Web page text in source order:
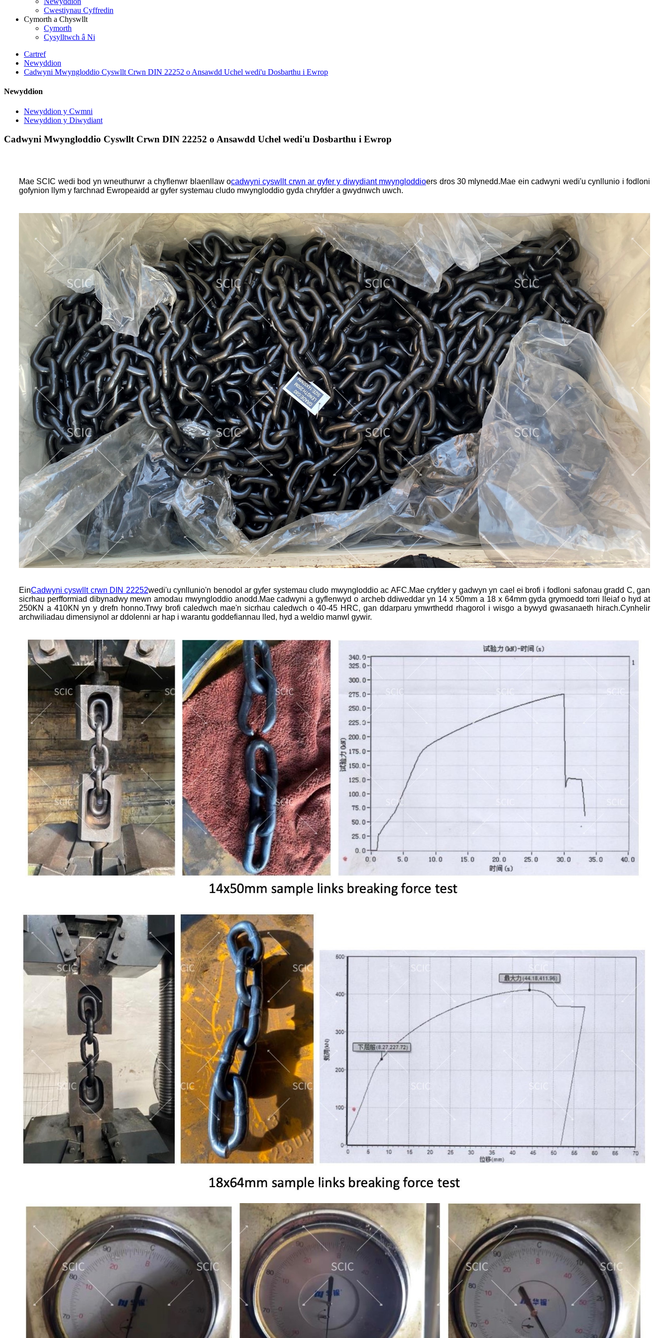
Cwestiynau Cyffredin
Cymorth a Chyswllt
Cymorth
Cysylltwch â Ni
Cartref
Newyddion
Cadwyni Mwyngloddio Cyswllt Crwn DIN 22252 o Ansawdd Uchel wedi'u Dosbarthu i Ewrop
Newyddion
Newyddion y Cwmni
Newyddion y Diwydiant
Cadwyni Mwyngloddio Cyswllt Crwn DIN 22252 o Ansawdd Uchel wedi'u Dosbarthu i Ewrop
Mae SCIC wedi bod yn wneuthurwr a chyflenwr blaenllaw ocadwyni cyswllt crwn ar gyfer y diwydiant mwyngloddioers dros 30 mlynedd.Mae ein cadwyni wedi'u cynllunio i fodloni
gofynion llym y farchnad Ewropeaidd ar gyfer systemau cludo mwyngloddio gyda chryfder a gwydnwch uwch.
EinCadwyni cyswllt crwn DIN 22252wedi'u cynllunio'n benodol ar gyfer systemau cludo mwyngloddio ac AFC.Mae cryfder y gadwyn yn cael ei brofi i fodloni safonau gradd C, gan
sicrhau perfformiad dibynadwy mewn amodau mwyngloddio anodd.Mae cadwyni a gyflenwyd o archeb ddiweddar yn 14 x 50mm a 18 x 64mm gyda grymoedd torri lleiaf o hyd at
250KN a 410KN yn y drefn honno.Trwy brofi caledwch mae'n sicrhau caledwch o 40-45 HRC, gan ddarparu ymwrthedd rhagorol i wisgo a bywyd gwasanaeth hirach.Cynhelir
archwiliadau dimensiynol ar ddolenni ar hap i warantu goddefiannau lled, hyd a weldio manwl gywir.